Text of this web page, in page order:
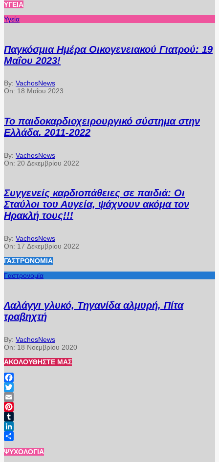
ΥΓΕΊΑ
Υγεία
Παγκόσμια Ημέρα Οικογενειακού Γιατρού: 19
Μαΐου 2023!
By: VachosNews
On: 18 Μαΐου 2023
Το παιδοκαρδιοχειρουργικό σύστημα στην
Ελλάδα. 2011-2022
By: VachosNews
On: 20 Δεκεμβρίου 2022
Συγγενείς καρδιοπάθειες σε παιδιά: Οι
Σταύλοι του Αυγεία, ψάχνουν ακόμα τον
Ηρακλή τους!!!
By: VachosNews
On: 17 Δεκεμβρίου 2022
ΓΑΣΤΡΟΝΟΜΊΑ
Γαστρονομία
Λαλάγγι γλυκό, Τηγανίδα αλμυρή, Πίτα
τραβηχτή
By: VachosNews
On: 18 Νοεμβρίου 2020
ΑΚΟΛΟΥΘΉΣΤΕ ΜΑΣ
Facebook
Twitter
Email
Pinterest
Tumblr
LinkedIn
ΨΥΧΟΛΟΓΊΑ